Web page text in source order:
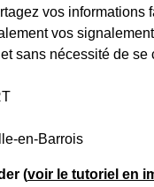
vos informations
vos
sans nécessité de se
en-Barrois
(voir le tutoriel en